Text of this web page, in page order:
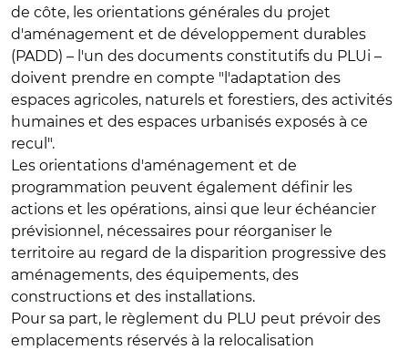
de côte, les orientations générales du projet
d'aménagement et de développement durables
(PADD) – l'un des documents constitutifs du PLUi –
doivent prendre en compte "l'adaptation des
espaces agricoles, naturels et forestiers, des activités
humaines et des espaces urbanisés exposés à ce
recul".
Les orientations d'aménagement et de
programmation peuvent également définir les
actions et les opérations, ainsi que leur échéancier
prévisionnel, nécessaires pour réorganiser le
territoire au regard de la disparition progressive des
aménagements, des équipements, des
constructions et des installations.
Pour sa part, le règlement du PLU peut prévoir des
emplacements réservés à la relocalisation